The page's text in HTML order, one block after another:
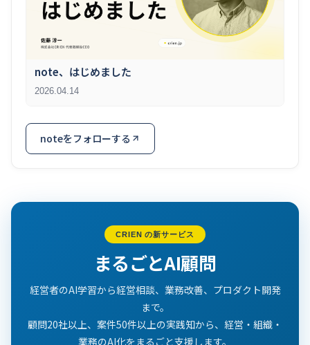
note、はじめました
2026.04.14
noteをフォローする
CRIEN の新サービス
まるごとAI顧問
経営者のAI学習から経営相談、業務改善、プロダクト開発
まで。
顧問20社以上、案件50件以上の実践知から、経営・組織・